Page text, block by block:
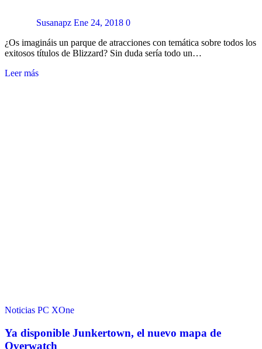
Susanapz Ene 24, 2018 0
¿Os imagináis un parque de atracciones con temática sobre todos los
exitosos títulos de Blizzard? Sin duda sería todo un…
Leer más
Noticias PC XOne
Ya disponible Junkertown, el nuevo mapa de
Overwatch